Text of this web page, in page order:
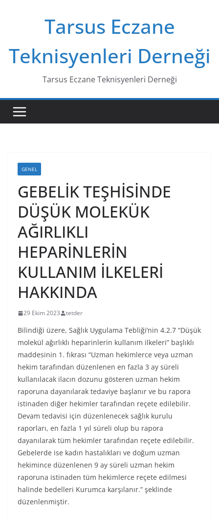
Tarsus Eczane
Teknisyenleri Derneği
Tarsus Eczane Teknisyenleri Derneği
GENEL
GEBELİK TEŞHİSİNDE
DÜŞÜK MOLEKÜK
AĞIRLIKLI
HEPARİNLERİN
KULLANIM İLKELERİ
HAKKINDA
29 Ekim 2023 tetder
Bilindiği üzere, Sağlık Uygulama Tebliği’nin 4.2.7 “Düşük
molekül ağırlıklı heparinlerin kullanım ilkeleri” başlıklı
maddesinin 1. fıkrası “Uzman hekimlerce veya uzman
hekim tarafından düzenlenen en fazla 3 ay süreli
kullanılacak ilacın dozunu gösteren uzman hekim
raporuna dayanılarak tedaviye başlanır ve bu rapora
istinaden diğer hekimler tarafından reçete edilebilir.
Devam tedavisi için düzenlenecek sağlık kurulu
raporları, en fazla 1 yıl süreli olup bu rapora
dayanılarak tüm hekimler tarafından reçete edilebilir.
Gebelerde ise kadın hastalıkları ve doğum uzman
hekimince düzenlenen 9 ay süreli uzman hekim
raporuna istinaden tüm hekimlerce reçete edilmesi
halinde bedelleri Kurumca karşılanır.” şeklinde
düzenlenmiştir.